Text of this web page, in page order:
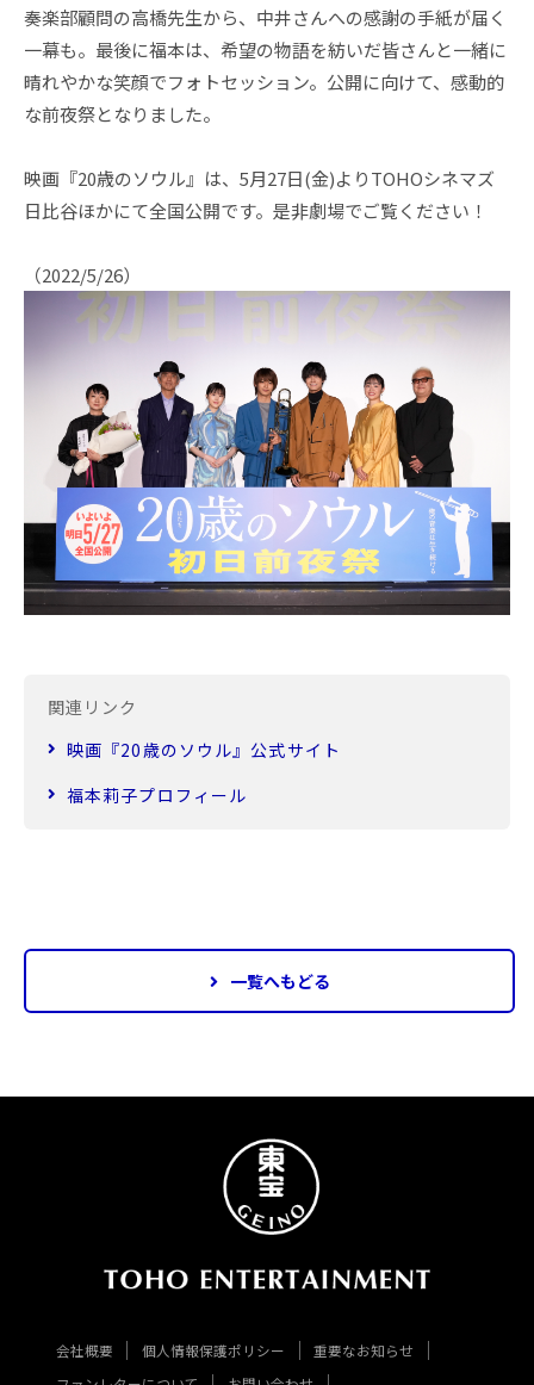
奏楽部顧問の高橋先生から、中井さんへの感謝の手紙が届く
一幕も。最後に福本は、希望の物語を紡いだ皆さんと一緒に
晴れやかな笑顔でフォトセッション。公開に向けて、感動的
な前夜祭となりました。
映画『20歳のソウル』は、5月27日(金)よりTOHOシネマズ
日比谷ほかにて全国公開です。是非劇場でご覧ください！
（2022/5/26）
関連リンク
映画『20歳のソウル』公式サイト
福本莉子プロフィール
一覧へもどる
会社概要 個人情報保護ポリシー
重要なお知らせ